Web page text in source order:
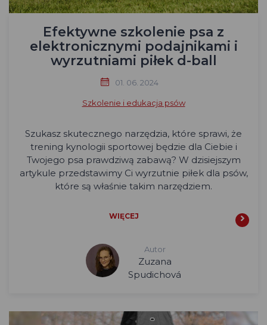
Efektywne szkolenie psa z
elektronicznymi podajnikami i
wyrzutniami piłek d-ball
01. 06. 2024
Szkolenie i edukacja psów
Szukasz skutecznego narzędzia, które sprawi, że
trening kynologii sportowej będzie dla Ciebie i
Twojego psa prawdziwą zabawą? W dzisiejszym
artykule przedstawimy Ci wyrzutnie piłek dla psów,
które są właśnie takim narzędziem.
WIĘCEJ
Autor
Zuzana
Spudichová